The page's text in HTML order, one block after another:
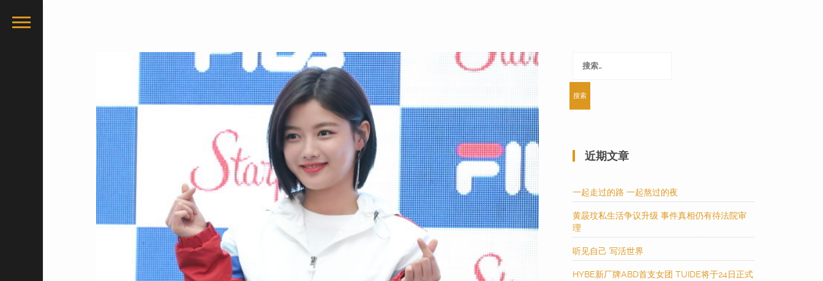
索：
近期文章
一起走过的路 一起熬过的夜
黄晸玟私生活争议升级 事件真相仍有待法院审
理
听见自己 写活世界
HYBE新厂牌ABD首支女团 TUIDE将于24日正式